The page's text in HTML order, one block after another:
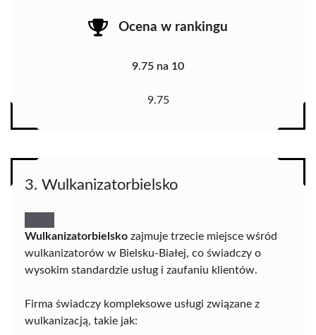
Ocena w rankingu
9.75 na 10
9.75
3. Wulkanizatorbielsko
Wulkanizatorbielsko zajmuje trzecie miejsce wśród
wulkanizatorów w Bielsku-Białej, co świadczy o
wysokim standardzie usług i zaufaniu klientów.
Firma świadczy kompleksowe usługi związane z
wulkanizacją, takie jak: